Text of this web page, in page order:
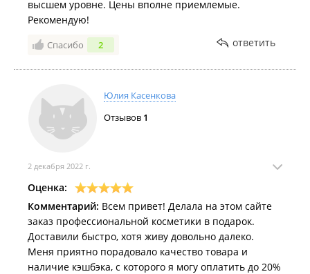
высшем уровне. Цены вполне приемлемые.
Рекомендую!
Спасибо 2 ответить
Юлия Касенкова
Отзывов 1
2 декабря 2022 г.
Оценка:
Комментарий: Всем привет! Делала на этом сайте
заказ профессиональной косметики в подарок.
Доставили быстро, хотя живу довольно далеко.
Меня приятно порадовало качество товара и
наличие кэшбэка, с которого я могу оплатить до 20%